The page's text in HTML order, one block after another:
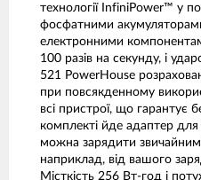
технології InfiniPower™ у
фосфатними
електронними
100 разів на секунду, і
521 PowerHouse
при повсякденному
всі пристрої, що гарантує
комплекті йде адаптер для
можна зарядити
наприклад, від вашого
Місткість 256 Вт-год і